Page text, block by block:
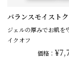
バランスモイスト
ジェルの厚みでお肌を
イクオフ
価格：